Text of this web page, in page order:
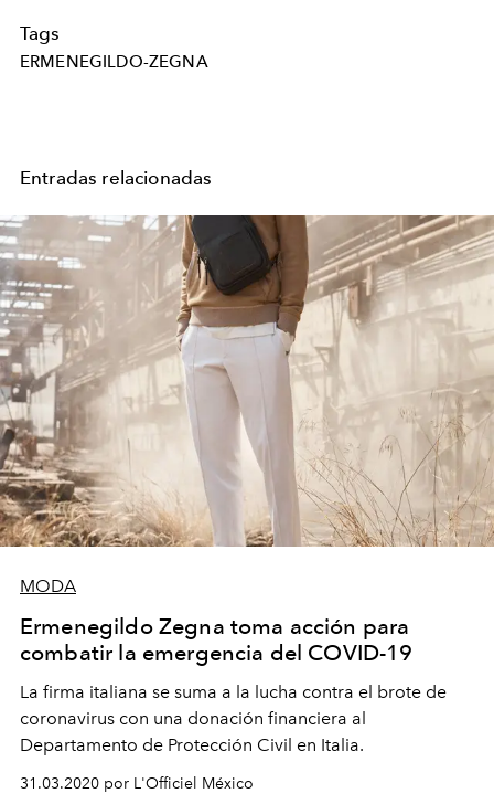
Tags
ERMENEGILDO-ZEGNA
Entradas relacionadas
MODA
Ermenegildo Zegna toma acción para
combatir la emergencia del COVID-19
La firma italiana se suma a la lucha contra el brote de
coronavirus con una donación financiera al
Departamento de Protección Civil en Italia.
31.03.2020 por L'Officiel México